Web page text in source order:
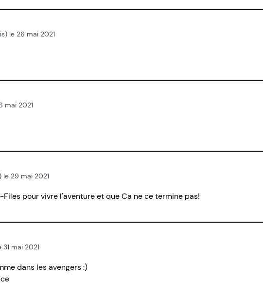
le 26 mai 2021
mai 2021
le 29 mai 2021
pour vivre l'aventure et que Ca ne ce termine pas!
mai 2021
dans les avengers :)